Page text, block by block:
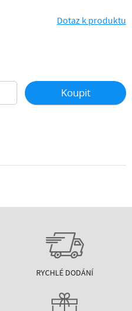
Dotaz k produktu
Koupit
RYCHLÉ DODÁNÍ